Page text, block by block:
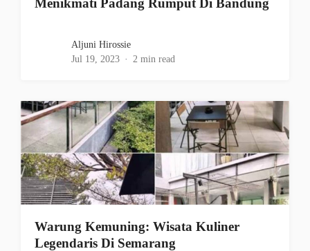
Menikmati Padang Rumput Di Bandung
Aljuni Hirossie
Jul 19, 2023
2 min read
Warung Kemuning: Wisata Kuliner
Legendaris Di Semarang